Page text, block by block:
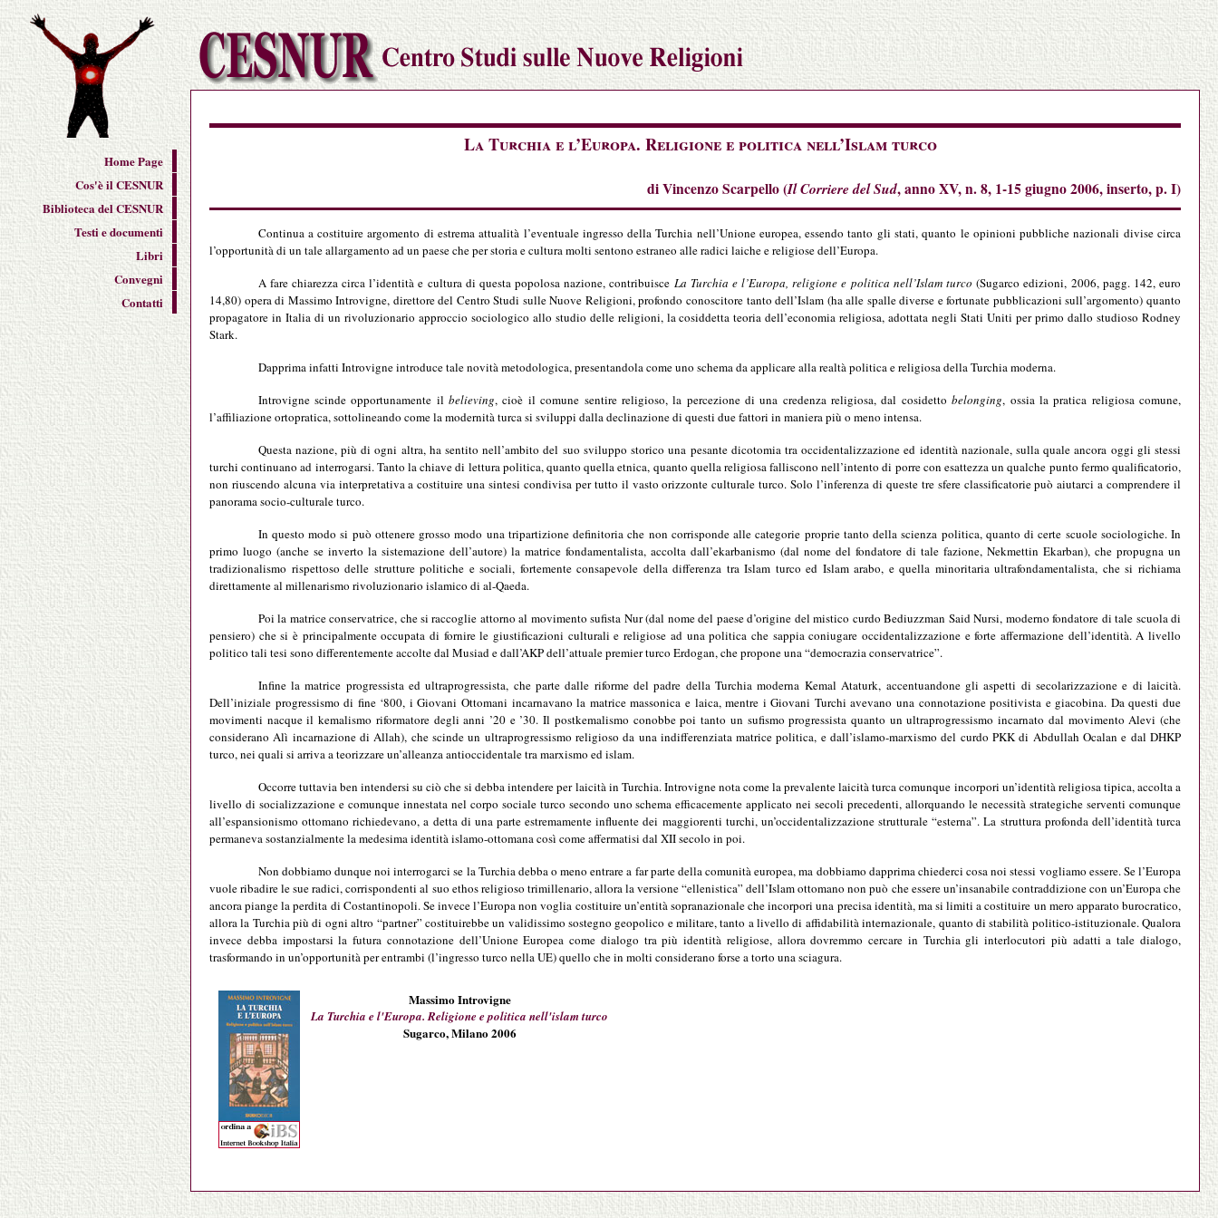
La Turchia e l’Europa. Religione e politica nell’Islam turco
di Vincenzo Scarpello (Il Corriere del Sud, anno XV, n. 8, 1-15 giugno 2006, inserto, p. I)
Continua a costituire argomento di estrema attualità l’eventuale ingresso della Turchia nell’Unione europea, essendo tanto gli stati, quanto le opinioni pubbliche nazionali divise circa
l’opportunità di un tale allargamento ad un paese che per storia e cultura molti sentono estraneo alle radici laiche e religiose dell’Europa.
A fare chiarezza circa l’identità e cultura di questa popolosa nazione, contribuisce La Turchia e l’Europa, religione e politica nell’Islam turco (Sugarco edizioni, 2006, pagg. 142, euro
14,80) opera di Massimo Introvigne, direttore del Centro Studi sulle Nuove Religioni, profondo conoscitore tanto dell’Islam (ha alle spalle diverse e fortunate pubblicazioni sull’argomento) quanto
propagatore in Italia di un rivoluzionario approccio sociologico allo studio delle religioni, la cosiddetta teoria dell’economia religiosa, adottata negli Stati Uniti per primo dallo studioso Rodney
Stark.
Dapprima infatti Introvigne introduce tale novità metodologica, presentandola come uno schema da applicare alla realtà politica e religiosa della Turchia moderna.
Introvigne scinde opportunamente ilbelieving, cioè il comune sentire religioso, la percezione di una credenza religiosa, dal cosidettobelonging, ossia la pratica religiosa comune,
l’affiliazione ortopratica, sottolineando come la modernità turca si sviluppi dalla declinazione di questi due fattori in maniera più o meno intensa.
Questa nazione, più di ogni altra, ha sentito nell’ambito del suo sviluppo storico una pesante dicotomia tra occidentalizzazione ed identità nazionale, sulla quale ancora oggi gli stessi
turchi continuano ad interrogarsi. Tanto la chiave di lettura politica, quanto quella etnica, quanto quella religiosa falliscono nell’intento di porre con esattezza un qualche punto fermo qualificatorio,
non riuscendo alcuna via interpretativa a costituire una sintesi condivisa per tutto il vasto orizzonte culturale turco. Solo l’inferenza di queste tre sfere classificatorie può aiutarci a comprendere il
panorama socio-culturale turco.
In questo modo si può ottenere grosso modo una tripartizione definitoria che non corrisponde alle categorie proprie tanto della scienza politica, quanto di certe scuole sociologiche. In
primo luogo (anche se inverto la sistemazione dell’autore) la matrice fondamentalista, accolta dall’ekarbanismo (dal nome del fondatore di tale fazione, Nekmettin Ekarban), che propugna un
tradizionalismo rispettoso delle strutture politiche e sociali, fortemente consapevole della differenza tra Islam turco ed Islam arabo, e quella minoritaria ultrafondamentalista, che si richiama
direttamente al millenarismo rivoluzionario islamico di al-Qaeda.
Poi la matrice conservatrice, che si raccoglie attorno al movimento sufista Nur (dal nome del paese d’origine del mistico curdo Bediuzzman Said Nursi, moderno fondatore di tale scuola di
pensiero) che si è principalmente occupata di fornire le giustificazioni culturali e religiose ad una politica che sappia coniugare occidentalizzazione e forte affermazione dell’identità. A livello
politico tali tesi sono differentemente accolte dal Musiad e dall’AKP dell’attuale premier turco Erdogan, che propone una “democrazia conservatrice”.
Infine la matrice progressista ed ultraprogressista, che parte dalle riforme del padre della Turchia moderna Kemal Ataturk, accentuandone gli aspetti di secolarizzazione e di laicità.
Dell’iniziale progressismo di fine ‘800, i Giovani Ottomani incarnavano la matrice massonica e laica, mentre i Giovani Turchi avevano una connotazione positivista e giacobina. Da questi due
movimenti nacque il kemalismo riformatore degli anni ’20 e ’30. Il postkemalismo conobbe poi tanto un sufismo progressista quanto un ultraprogressismo incarnato dal movimento Alevi (che
considerano Alì incarnazione di Allah), che scinde un ultraprogressismo religioso da una indifferenziata matrice politica, e dall’islamo-marxismo del curdo PKK di Abdullah Ocalan e dal DHKP
turco, nei quali si arriva a teorizzare un’alleanza antioccidentale tra marxismo ed islam.
Occorre tuttavia ben intendersi su ciò che si debba intendere per laicità in Turchia. Introvigne nota come la prevalente laicità turca comunque incorpori un’identità religiosa tipica, accolta a
livello di socializzazione e comunque innestata nel corpo sociale turco secondo uno schema efficacemente applicato nei secoli precedenti, allorquando le necessità strategiche serventi comunque
all’espansionismo ottomano richiedevano, a detta di una parte estremamente influente dei maggiorenti turchi, un’occidentalizzazione strutturale “esterna”. La struttura profonda dell’identità turca
permaneva sostanzialmente la medesima identità islamo-ottomana così come affermatisi dal XII secolo in poi.
Non dobbiamo dunque noi interrogarci se la Turchia debba o meno entrare a far parte della comunità europea, ma dobbiamo dapprima chiederci cosa noi stessi vogliamo essere. Se l’Europa
vuole ribadire le sue radici, corrispondenti al suo ethos religioso trimillenario, allora la versione “ellenistica” dell’Islam ottomano non può che essere un’insanabile contraddizione con un’Europa che
ancora piange la perdita di Costantinopoli. Se invece l’Europa non voglia costituire un’entità sopranazionale che incorpori una precisa identità, ma si limiti a costituire un mero apparato burocratico,
allora la Turchia più di ogni altro “partner” costituirebbe un validissimo sostegno geopolico e militare, tanto a livello di affidabilità internazionale, quanto di stabilità politico-istituzionale. Qualora
invece debba impostarsi la futura connotazione dell’Unione Europea come dialogo tra più identità religiose, allora dovremmo cercare in Turchia gli interlocutori più adatti a tale dialogo,
trasformando in un’opportunità per entrambi (l’ingresso turco nella UE) quello che in molti considerano forse a torto una sciagura.
Massimo Introvigne
La Turchia e l'Europa. Religione e politica nell'islam turco
Sugarco, Milano 2006
Home Page
Cos'è il CESNUR
Biblioteca del CESNUR
Testi e documenti
Libri
Convegni
Contatti